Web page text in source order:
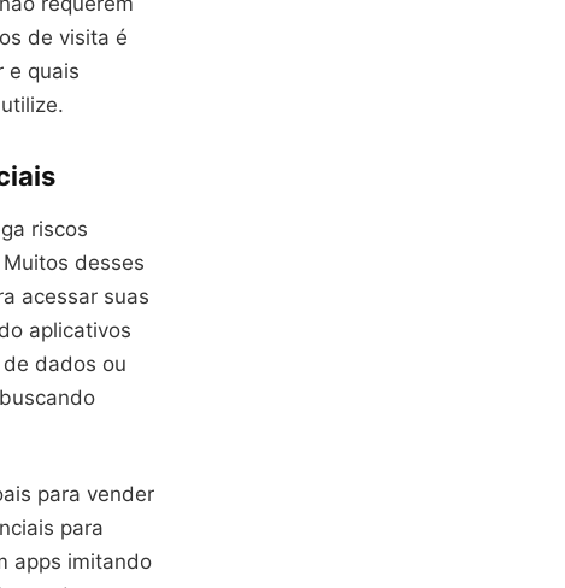
de visita é
e quais
riscos
desses
acessar suas
aplicativos
dados ou
para vender
para
apps imitando